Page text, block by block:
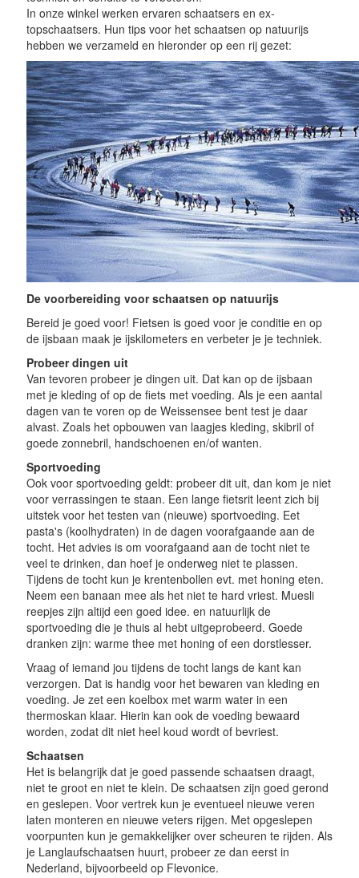
In onze winkel werken ervaren schaatsers en ex-
topschaatsers. Hun tips voor het schaatsen op natuurijs
hebben we verzameld en hieronder op een rij gezet:
De voorbereiding voor schaatsen op natuurijs
Bereid je goed voor! Fietsen is goed voor je conditie en op
de ijsbaan maak je ijskilometers en verbeter je je techniek.
Probeer dingen uit
Van tevoren probeer je dingen uit. Dat kan op de ijsbaan
met je kleding of op de fiets met voeding. Als je een aantal
dagen van te voren op de Weissensee bent test je daar
alvast. Zoals het opbouwen van laagjes kleding, skibril of
goede zonnebril, handschoenen en/of wanten.
Sportvoeding
Ook voor sportvoeding geldt: probeer dit uit, dan kom je niet
voor verrassingen te staan. Een lange fietsrit leent zich bij
uitstek voor het testen van (nieuwe) sportvoeding. Eet
pasta's (koolhydraten) in de dagen voorafgaande aan de
tocht. Het advies is om voorafgaand aan de tocht niet te
veel te drinken, dan hoef je onderweg niet te plassen.
Tijdens de tocht kun je krentenbollen evt. met honing eten.
Neem een banaan mee als het niet te hard vriest. Muesli
reepjes zijn altijd een goed idee. en natuurlijk de
sportvoeding die je thuis al hebt uitgeprobeerd. Goede
dranken zijn: warme thee met honing of een dorstlesser.
Vraag of iemand jou tijdens de tocht langs de kant kan
verzorgen. Dat is handig voor het bewaren van kleding en
voeding. Je zet een koelbox met warm water in een
thermoskan klaar. Hierin kan ook de voeding bewaard
worden, zodat dit niet heel koud wordt of bevriest.
Schaatsen
Het is belangrijk dat je goed passende schaatsen draagt,
niet te groot en niet te klein. De schaatsen zijn goed gerond
en geslepen. Voor vertrek kun je eventueel nieuwe veren
laten monteren en nieuwe veters rijgen. Met opgeslepen
voorpunten kun je gemakkelijker over scheuren te rijden. Als
je Langlaufschaatsen huurt, probeer ze dan eerst in
Nederland, bijvoorbeeld op Flevonice.